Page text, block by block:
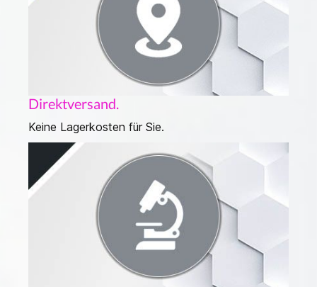
Direktversand.
Keine Lagerkosten für Sie.